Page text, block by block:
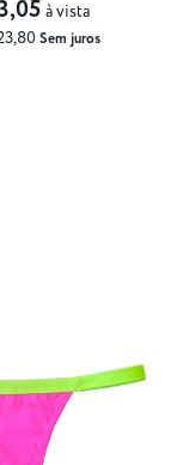
Sem juros
à vista